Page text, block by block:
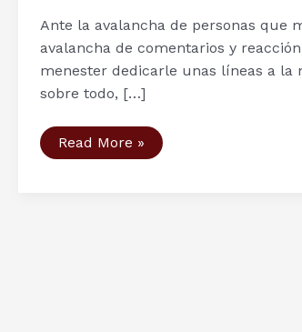
Ante la avalancha de personas que
avalancha de comentarios y
menester dedicarle unas líneas a la
sobre todo, […]
La
mitad
Read More »